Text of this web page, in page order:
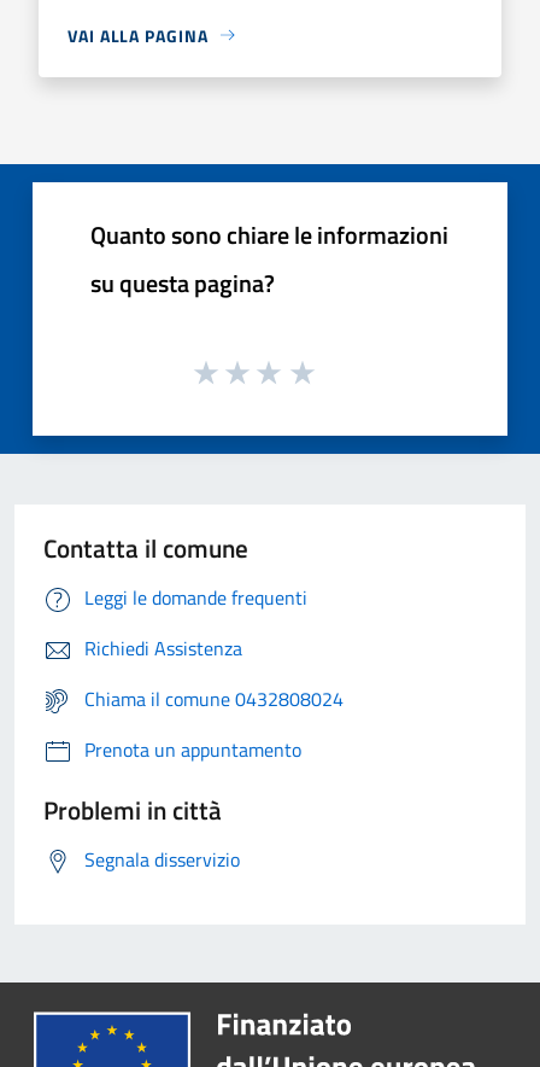
VAI ALLA PAGINA
Quanto sono chiare le informazioni
su questa pagina?
Contatta il comune
Leggi le domande frequenti
Richiedi Assistenza
Chiama il comune 0432808024
Prenota un appuntamento
Problemi in città
Segnala disservizio